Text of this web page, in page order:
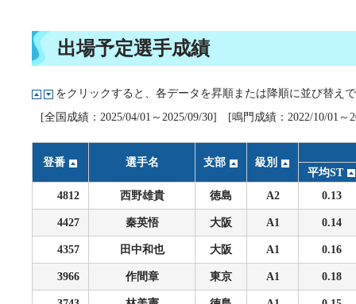
過去の優勝戦レース
徳島支部選手一覧
新人選手紹介
出場予定選手成績
をクリックすると、各データを昇順または降順に並び替え
[全国成績：2025/04/01～2025/09/30] [鳴門成績：2022/10/01～
登番 選手名 支部
級別
平均ST
4812
西野雄貴 徳島 A2 0.13
4427 秦英悟 大阪 A1 0.14
4357 田中和也 大阪 A1 0.16
3966 作間章 東京 A1 0.18